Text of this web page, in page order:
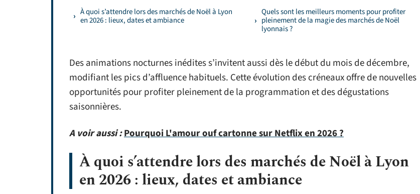
À quoi s’attendre lors des marchés de Noël à Lyon
en 2026 : lieux, dates et ambiance
Quels sont les meilleurs moments pour profiter
pleinement de la magie des marchés de Noël
lyonnais ?
Des animations nocturnes inédites s’invitent aussi dès le début du mois de décembre,
modifiant les pics d’affluence habituels. Cette évolution des créneaux offre de nouvelles
opportunités pour profiter pleinement de la programmation et des dégustations
saisonnières.
A voir aussi :Pourquoi L'amour ouf cartonne sur Netflix en 2026 ?
À quoi s’attendre lors des marchés de Noël à Lyon
en 2026 : lieux, dates et ambiance